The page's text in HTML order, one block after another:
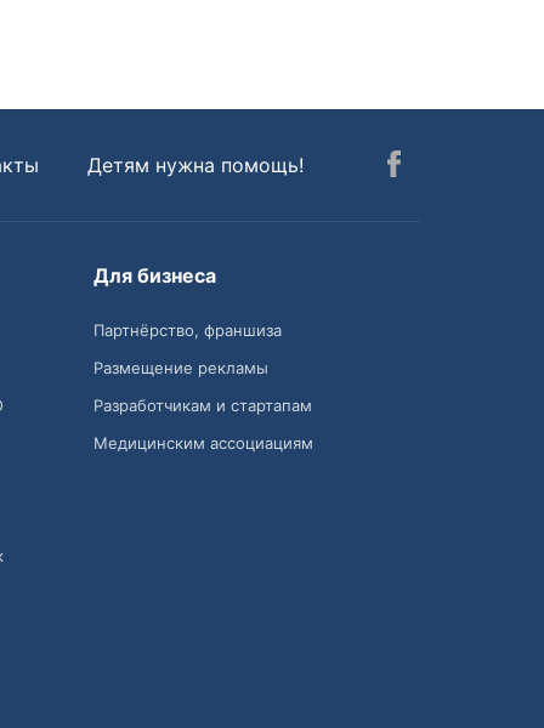
Детям нужна помощь!
Для бизнеса
Партнёрство, франшиза
Размещение рекламы
Разработчикам и стартапам
Медицинским ассоциациям